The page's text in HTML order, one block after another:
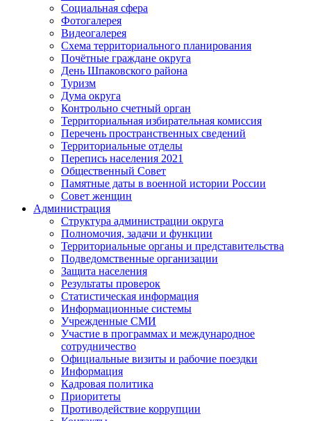
Социальная сфера
Фотогалерея
Видеогалерея
Схема территориального планирования
Почётные граждане округа
День Шпаковского района
Туризм
Дума округа
Контрольно счетный орган
Территориальная избирательная комиссия
Перечень пространственных сведений
Территориальные отделы
Перепись населения 2021
Общественный Совет
Памятные даты в военной истории России
Совет женщин
Администрация
Структура администрации округа
Полномочия, задачи и функции
Территориальные органы и представительства
Подведомственные организации
Защита населения
Результаты проверок
Статистическая информация
Информационные системы
Учрежденные СМИ
Участие в программах и международное
сотрудничество
Официальные визиты и рабочие поездки
Информация
Кадровая политика
Приоритеты
Противодействие коррупции